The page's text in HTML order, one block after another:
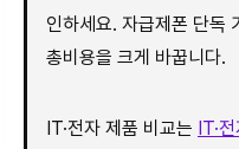
인하세요. 자급제폰 단독
총비용을 크게 바꿉니다.
IT·전자 제품 비교는 IT·